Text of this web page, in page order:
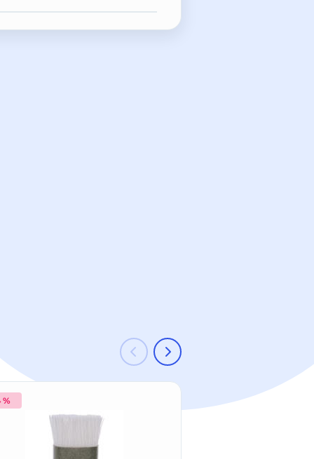
% -11 %